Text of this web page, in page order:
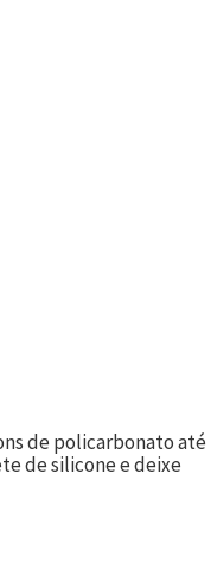
de policarbonato até
de silicone e deixe